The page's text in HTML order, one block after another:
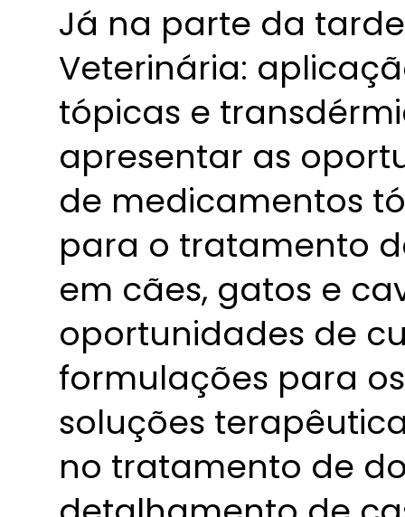
Já na parte da
Veterinária:
tópicas e
apresentar as
de medicamentos
para o tratamento
em cães, gatos e
oportunidades de
formulações para
soluções
no tratamento de